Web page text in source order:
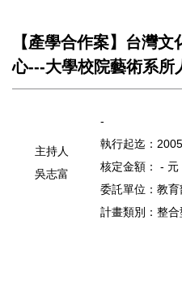
【產學合作案】台灣
心---大學校院藝術系所
-
執行起迄：
核定金額： - 元
委託單位：教育
計畫類別：整合
主持人
吳志富